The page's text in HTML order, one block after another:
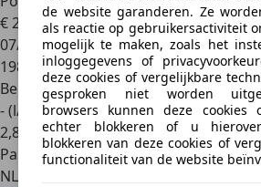
€ 25.750
07/1998
198.000 km
Benzine
- (l/100 km)
2,8
Particulier
NL 7271
de website garanderen. Ze
als reactie op gebruikersactiviteit
mogelijk te maken, zoals het
inloggegevens of
deze cookies of vergelijkbare
gesproken niet worden
browsers kunnen deze cookies
echter blokkeren of u
blokkeren van deze cookies of
functionaliteit van de website